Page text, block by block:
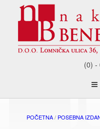
(0) -
POČETNA/ POSEBNA